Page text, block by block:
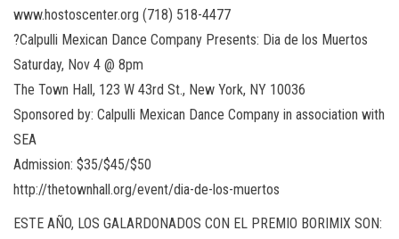
www.hostoscenter.org ‪(718) 518-4477‬
?Calpulli Mexican Dance Company Presents: Dia de los Muertos
Saturday, Nov 4 @ 8pm
The Town Hall, 123 W 43rd St., New York, NY 10036
Sponsored by: Calpulli Mexican Dance Company in association with
SEA
Admission: $35/$45/$50
http://thetownhall.org/event/dia-de-los-muertos
ESTE AÑO, LOS GALARDONADOS CON EL PREMIO BORIMIX SON: